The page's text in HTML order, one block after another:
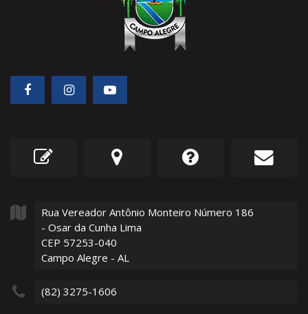
Rua Vereador Antônio Monteiro Número 186
- Osar da Cunha Lima
CEP 57253-040
Campo Alegre - AL
(82) 3275-1606